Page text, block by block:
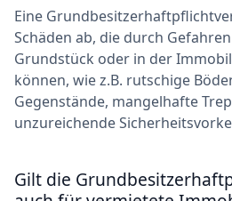
Eine
Schäden ab, die durch
Grundstück oder in der
können, wie z.B. rutschige
Gegenstände, mangelhafte
unzureichende
Gilt die